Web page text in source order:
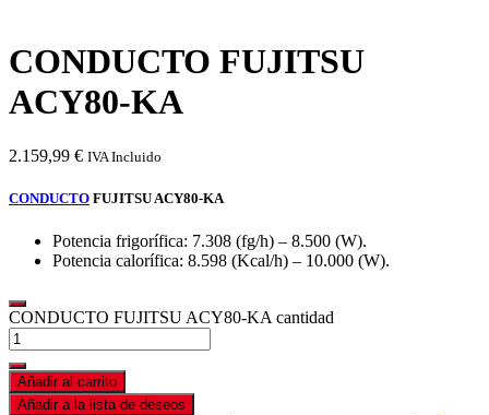
CONDUCTO FUJITSU
ACY80-KA
2.159,99 € IVA Incluido
CONDUCTO FUJITSU ACY80-KA
Potencia frigorífica: 7.308 (fg/h) – 8.500 (W).
Potencia calorífica: 8.598 (Kcal/h) – 10.000 (W).
CONDUCTO FUJITSU ACY80-KA cantidad
Añadir al carrito
Añadir a la lista de deseos